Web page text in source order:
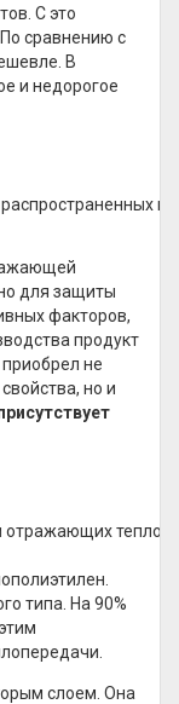
С это
сравнению с
В
и недорогое
для защиты
факторов,
продукт
не
но и
тепло
типа. На 90%
слоем. Она